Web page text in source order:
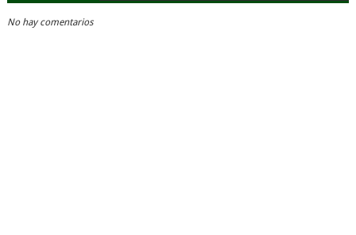
No hay comentarios